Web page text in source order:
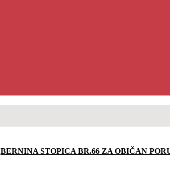
BERNINA STOPICA BR.66 ZA OBIČAN